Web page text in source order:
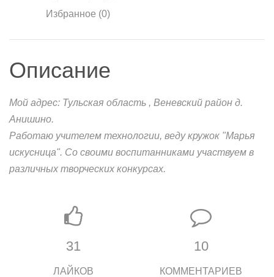
Избранное (0)
Описание
Мой адрес: Тульская область , Веневский район д.
Анишино.
Работаю учителем технологии, веду кружок "Марья
искусница". Со своими воспитанниками участвуем в
различных творческих конкурсах.
31
ЛАЙКОВ
10
КОММЕНТАРИЕВ